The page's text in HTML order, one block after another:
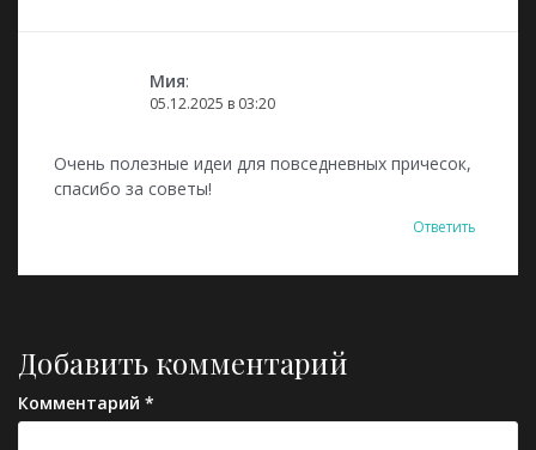
Мия:
05.12.2025 в 03:20
Очень полезные идеи для повседневных причесок,
спасибо за советы!
Ответить
Добавить комментарий
Комментарий *